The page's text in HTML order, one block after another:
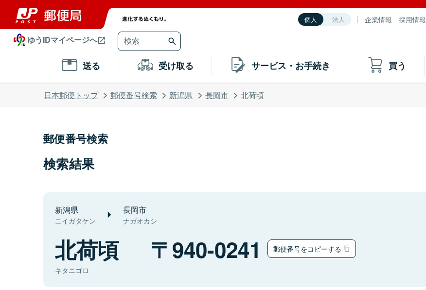
個人 法人 企業情報 採用情報
ゆうIDマイページへ
送る 受け取る サービス・お手続き 買う
日本郵便トップ 郵便番号検索 新潟県 長岡市 北荷頃
郵便番号検索
検索結果
新潟県
ニイガタケン
長岡市
ナガオカシ
北荷頃
キタニゴロ
940-0241 郵便番号をコピーする